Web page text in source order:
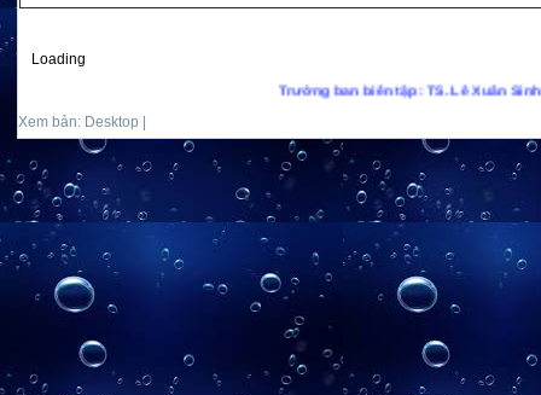
Loading
Trưởng ban biên tập: TS. Lê Xuân Sinh - Email:
Xem bản: Desktop |